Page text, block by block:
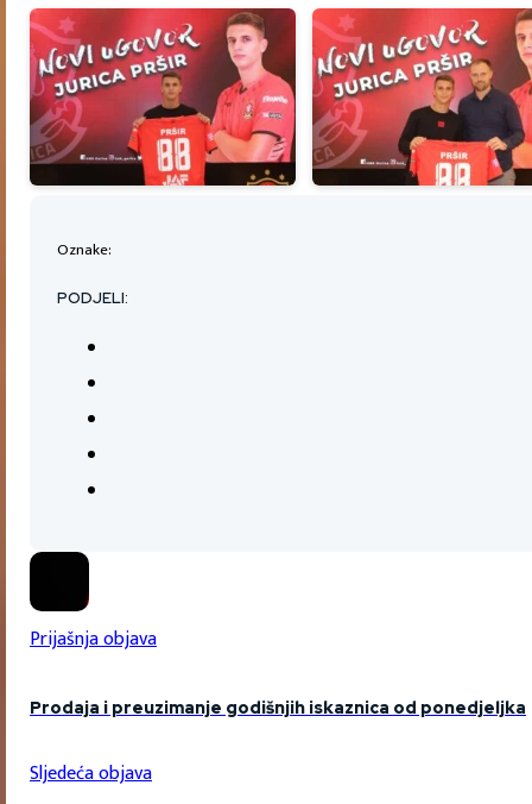
Oznake:
PODJELI:
Prijašnja objava
Prodaja i preuzimanje godišnjih iskaznica od ponedjeljka
Sljedeća objava